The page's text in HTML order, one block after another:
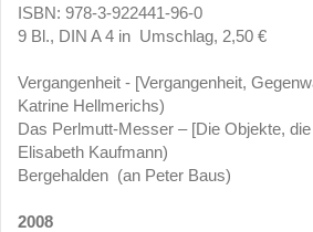
ISBN: 978-3-922441-96-0
9 Bl., DIN A 4 in Umschlag, 2,50 €
Vergangenheit - [Vergangenheit,
Katrine Hellmerichs)
Das Perlmutt-Messer – [Die Objekte,
Elisabeth Kaufmann)
Bergehalden (an Peter Baus)
2008